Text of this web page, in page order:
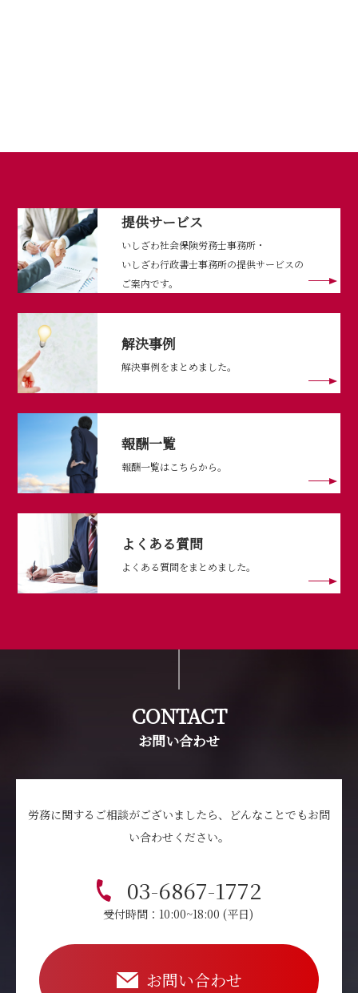
提供サービス
いしざわ社会保険労務士事務所・
いしざわ行政書士事務所の提供サービスの
ご案内です。
解決事例
解決事例をまとめました。
報酬一覧
報酬一覧はこちらから。
よくある質問
よくある質問をまとめました。
CONTACT
お問い合わせ
労務に関するご相談がございましたら、どんなことでもお問
い合わせください。
03-6867-1772
受付時間：10:00~18:00 (平日)
お問い合わせ